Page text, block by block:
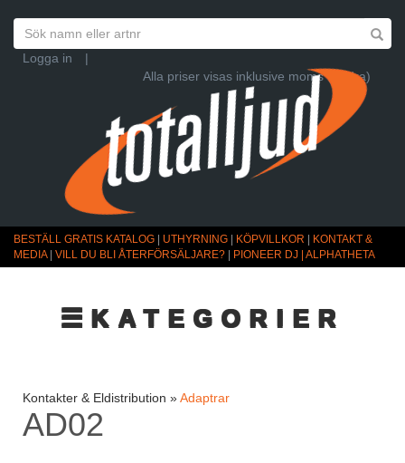
Logga in
|
Alla priser visas inklusive moms (Ändra)
BESTÄLL GRATIS KATALOG UTHYRNING KÖPVILLKOR
KONTAKT &
MEDIA| VILL DU BLI ÅTERFÖRSÄLJARE? PIONEER DJ | ALPHATHETA
☰KATEGORIER
Kontakter & Eldistribution »Adaptrar
AD02